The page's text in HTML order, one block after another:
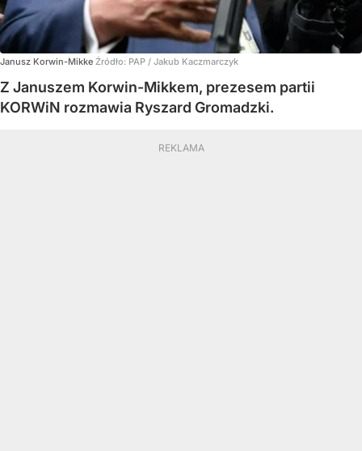
Janusz Korwin-Mikke Źródło: PAP / Jakub Kaczmarczyk
Z Januszem Korwin-Mikkem, prezesem partii
KORWiN rozmawia Ryszard Gromadzki.